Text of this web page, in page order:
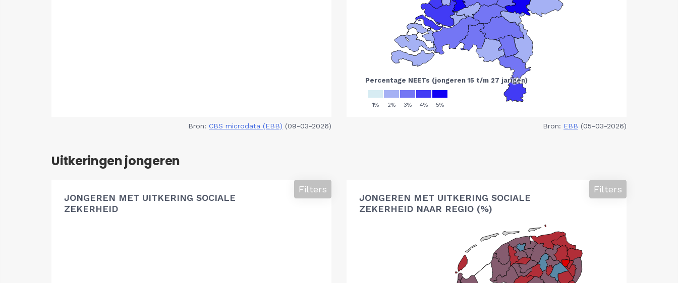
Bron: CBS microdata (EBB) (09-03-2026) Bron: EBB (05-03-2026)
Uitkeringen jongeren
JONGEREN MET UITKERING SOCIALE
ZEKERHEID
Filters
JONGEREN MET UITKERING SOCIALE
ZEKERHEID NAAR REGIO (%)
Filters